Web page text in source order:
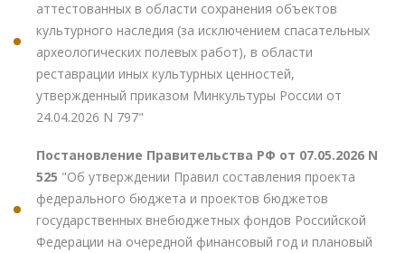
аттестованных в области сохранения объектов
культурного наследия (за исключением спасательных
археологических полевых работ), в области
реставрации иных культурных ценностей,
утвержденный приказом Минкультуры России от
24.04.2026 N 797"
Постановление Правительства РФ от 07.05.2026 N
525 "Об утверждении Правил составления проекта
федерального бюджета и проектов бюджетов
государственных внебюджетных фондов Российской
Федерации на очередной финансовый год и плановый